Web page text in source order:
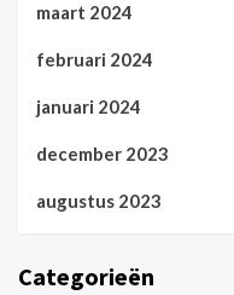
maart 2024
februari 2024
januari 2024
december 2023
augustus 2023
Categorieën